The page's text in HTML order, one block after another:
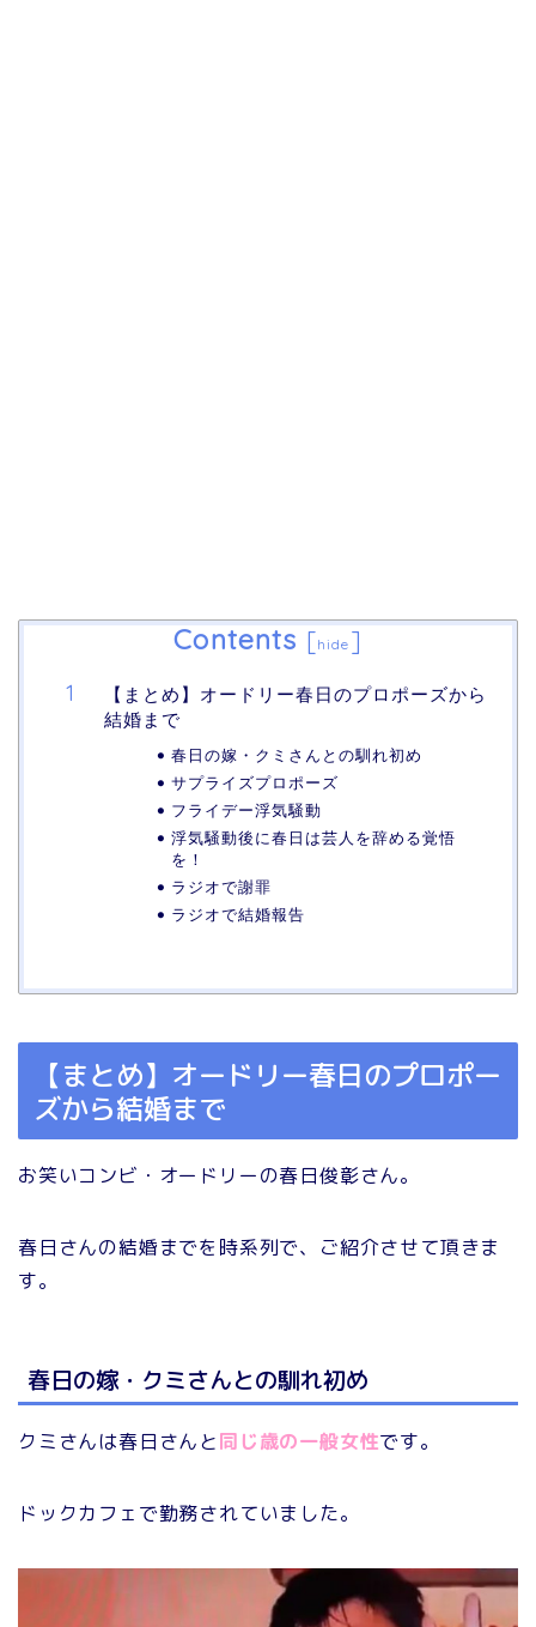
Contents [hide ]
【まとめ】オードリー春日のプロポーズから
結婚まで
春日の嫁・クミさんとの馴れ初め
サプライズプロポーズ
フライデー浮気騒動
浮気騒動後に春日は芸人を辞める覚悟
を！
ラジオで謝罪
ラジオで結婚報告
【まとめ】オードリー春日のプロポー
ズから結婚まで
お笑いコンビ・オードリーの春日俊彰さん。
春日さんの結婚までを時系列で、ご紹介させて頂きま
す。
春日の嫁・クミさんとの馴れ初め
クミさんは春日さんと同じ歳の一般女性です。
ドックカフェで勤務されていました。